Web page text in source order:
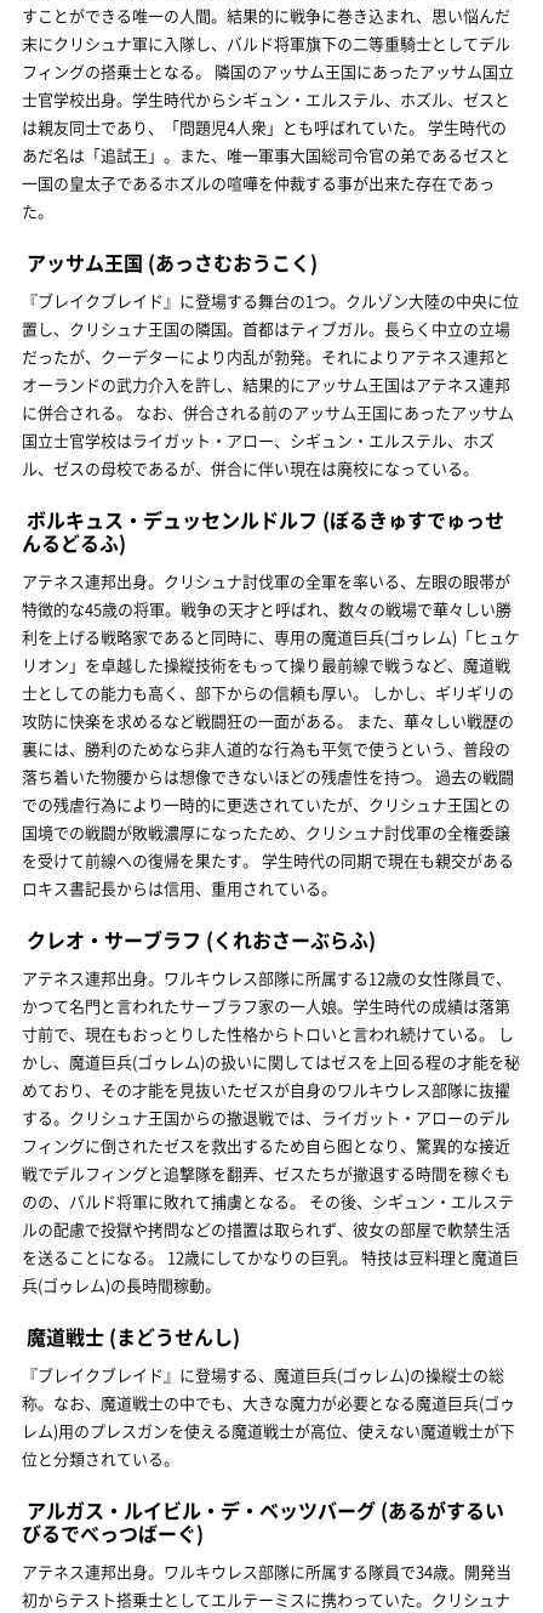
すことができる唯一の人間。結果的に戦争に巻き込まれ、思い悩んだ
末にクリシュナ軍に入隊し、バルド将軍旗下の二等重騎士としてデル
フィングの搭乗士となる。 隣国のアッサム王国にあったアッサム国立
士官学校出身。学生時代からシギュン・エルステル、ホズル、ゼスと
は親友同士であり、「問題児4人衆」とも呼ばれていた。 学生時代の
あだ名は「追試王」。また、唯一軍事大国総司令官の弟であるゼスと
一国の皇太子であるホズルの喧嘩を仲裁する事が出来た存在であっ
た。
アッサム王国 (あっさむおうこく)
『ブレイクブレイド』に登場する舞台の1つ。クルゾン大陸の中央に位
置し、クリシュナ王国の隣国。首都はティブガル。長らく中立の立場
だったが、クーデターにより内乱が勃発。それによりアテネス連邦と
オーランドの武力介入を許し、結果的にアッサム王国はアテネス連邦
に併合される。 なお、併合される前のアッサム王国にあったアッサム
国立士官学校はライガット・アロー、シギュン・エルステル、ホズ
ル、ゼスの母校であるが、併合に伴い現在は廃校になっている。
ボルキュス・デュッセンルドルフ (ぼるきゅすでゅっせ
んるどるふ)
アテネス連邦出身。クリシュナ討伐軍の全軍を率いる、左眼の眼帯が
特徴的な45歳の将軍。戦争の天才と呼ばれ、数々の戦場で華々しい勝
利を上げる戦略家であると同時に、専用の魔道巨兵(ゴゥレム)「ヒュケ
リオン」を卓越した操縦技術をもって操り最前線で戦うなど、魔道戦
士としての能力も高く、部下からの信頼も厚い。 しかし、ギリギリの
攻防に快楽を求めるなど戦闘狂の一面がある。 また、華々しい戦歴の
裏には、勝利のためなら非人道的な行為も平気で使うという、普段の
落ち着いた物腰からは想像できないほどの残虐性を持つ。 過去の戦闘
での残虐行為により一時的に更迭されていたが、クリシュナ王国との
国境での戦闘が敗戦濃厚になったため、クリシュナ討伐軍の全権委譲
を受けて前線への復帰を果たす。 学生時代の同期で現在も親交がある
ロキス書記長からは信用、重用されている。
クレオ・サーブラフ (くれおさーぶらふ)
アテネス連邦出身。ワルキウレス部隊に所属する12歳の女性隊員で、
かつて名門と言われたサーブラフ家の一人娘。学生時代の成績は落第
寸前で、現在もおっとりした性格からトロいと言われ続けている。 し
かし、魔道巨兵(ゴゥレム)の扱いに関してはゼスを上回る程の才能を秘
めており、その才能を見抜いたゼスが自身のワルキウレス部隊に抜擢
する。クリシュナ王国からの撤退戦では、ライガット・アローのデル
フィングに倒されたゼスを救出するため自ら囮となり、驚異的な接近
戦でデルフィングと追撃隊を翻弄、ゼスたちが撤退する時間を稼ぐも
のの、バルド将軍に敗れて捕虜となる。 その後、シギュン・エルステ
ルの配慮で投獄や拷問などの措置は取られず、彼女の部屋で軟禁生活
を送ることになる。 12歳にしてかなりの巨乳。 特技は豆料理と魔道巨
兵(ゴゥレム)の長時間稼動。
魔道戦士 (まどうせんし)
『ブレイクブレイド』に登場する、魔道巨兵(ゴゥレム)の操縦士の総
称。なお、魔道戦士の中でも、大きな魔力が必要となる魔道巨兵(ゴゥ
レム)用のプレスガンを使える魔道戦士が高位、使えない魔道戦士が下
位と分類されている。
アルガス・ルイビル・デ・ベッツバーグ (あるがするい
びるでべっつばーぐ)
アテネス連邦出身。ワルキウレス部隊に所属する隊員で34歳。開発当
初からテスト搭乗士としてエルテーミスに携わっていた。クリシュナ